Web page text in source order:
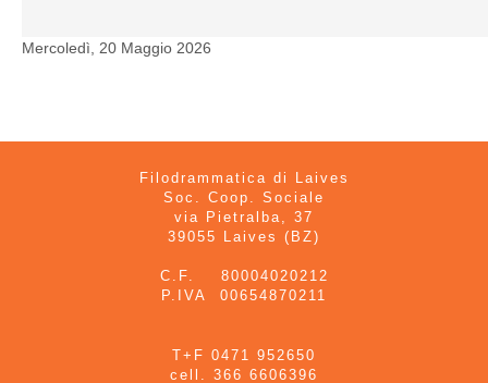
Mercoledì, 20 Maggio 2026
Filodrammatica di Laives
Soc. Coop. Sociale
via Pietralba, 37
39055 Laives (BZ)
C.F. 80004020212
P.IVA 00654870211
T+F 0471 952650
cell. 366 6606396